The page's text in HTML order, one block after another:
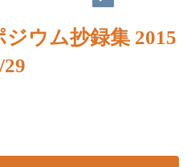
ウム抄録集 2015
29